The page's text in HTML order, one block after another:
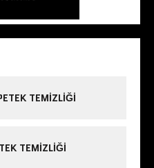
TEMIZLIĞI
TEMIZLIĞI